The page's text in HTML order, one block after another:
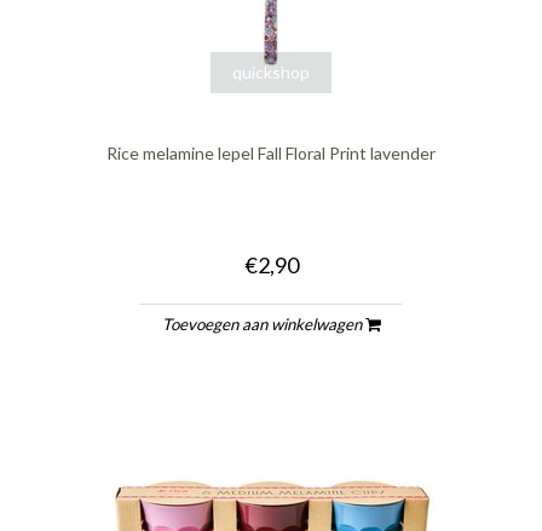
quickshop
Rice melamine lepel Fall Floral Print lavender
€2,90
Toevoegen aan winkelwagen